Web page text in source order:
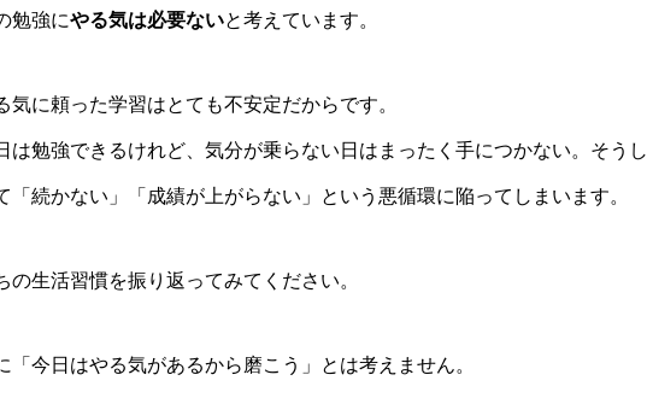
勉強にやる気は必要ないと考えています。
気に頼った学習はとても不安定だからです。
は勉強できるけれど、気分が乗らない日はまったく手につかない。そう
「続かない」「成績が上がらない」という悪循環に陥ってしまいます。
の生活習慣を振り返ってみてください。
「今日はやる気があるから磨こう」とは考えません。